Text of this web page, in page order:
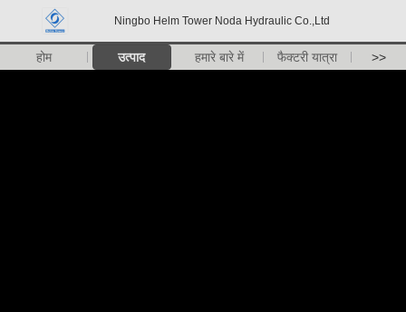
Ningbo Helm Tower Noda Hydraulic Co.,Ltd
होम उत्पाद हमारे बारे में फैक्टरी यात्रा >>